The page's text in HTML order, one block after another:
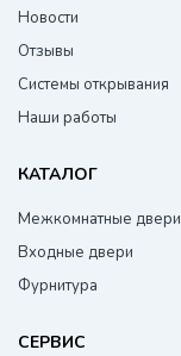
СЕРВИС
КАТАЛОГ
Межкомнатные двери
Входные двери
Фурнитура
Новости
Отзывы
Системы открывания
Наши работы